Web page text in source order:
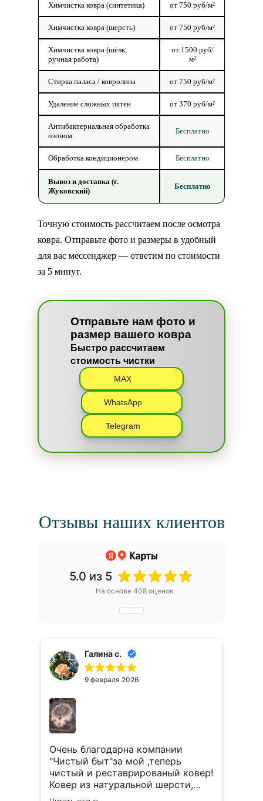
Химчистка ковра (синтетика) от 750 руб/м²
Химчистка ковра (шерсть) от 750 руб/м²
Химчистка ковра (шёлк,
ручная работа)
от 1500 руб/
м²
Стирка паласа / ковролина от 750 руб/м²
Удаление сложных пятен от 370 руб/м²
Антибактериальная обработка
озоном
Бесплатно
Обработка кондиционером Бесплатно
Вывоз и доставка (г.
Жуковский)
Бесплатно
Точную стоимость рассчитаем после осмотра
ковра. Отправьте фото и размеры в удобный
для вас мессенджер — ответим по стоимости
за 5 минут.
Отправьте нам фото и
размер вашего ковра
Быстро рассчитаем
стоимость чистки
MAX
WhatsApp
Telegram
Отзывы наших клиентов
5.0 из 5
На основе 408 оценок
Галина с.
9 февраля 2026
Очень благодарна компании
"Чистый быт"за мой ,теперь
чистый и реставрированый ковер!
Ковер из натуральной шерсти,
еще советских времен,очень